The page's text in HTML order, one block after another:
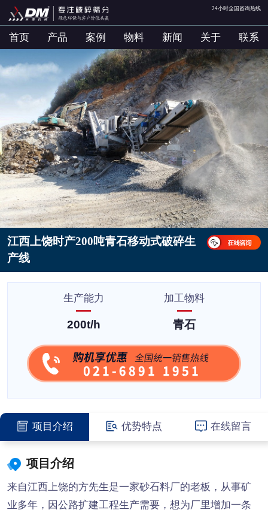
24小时全国咨询热线
首页 产品 案例 物料 新闻 关于 联系
江西上饶时产200吨青石移动式破碎生
产线
生产能力
200t/h
加工物料
青石
项目介绍 优势特点 在线留言
项目介绍
来自江西上饶的方先生是一家砂石料厂的老板，从事矿
业多年，因公路扩建工程生产需要，想为厂里增加一条